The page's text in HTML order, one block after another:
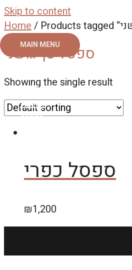
Skip to content
MAIN MENU
צור קשר
אודות
גלריה
Home
ספסל עץ גושני
Showing the single result
ספסל כפרי
₪1,200